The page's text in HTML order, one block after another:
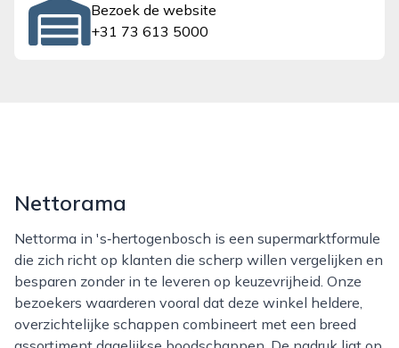
Bezoek de website
+31 73 613 5000
Nettorama
Nettorma in 's‑hertogenbosch is een supermarktformule
die zich richt op klanten die scherp willen vergelijken en
besparen zonder in te leveren op keuzevrijheid. Onze
bezoekers waarderen vooral dat deze winkel heldere,
overzichtelijke schappen combineert met een breed